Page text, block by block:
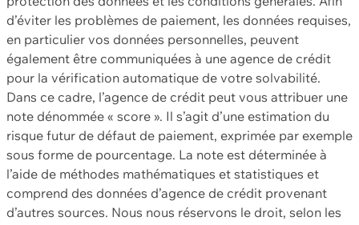
d’éviter les problèmes de paiement, les données requises,
en particulier vos données personnelles, peuvent
également être communiquées à une agence de crédit
pour la vérification automatique de votre solvabilité.
Dans ce cadre, l’agence de crédit peut vous attribuer une
note dénommée « score ». Il s’agit d’une estimation du
risque futur de défaut de paiement, exprimée par exemple
sous forme de pourcentage. La note est déterminée à
l’aide de méthodes mathématiques et statistiques et
comprend des données d’agence de crédit provenant
d’autres sources. Nous nous réservons le droit, selon les